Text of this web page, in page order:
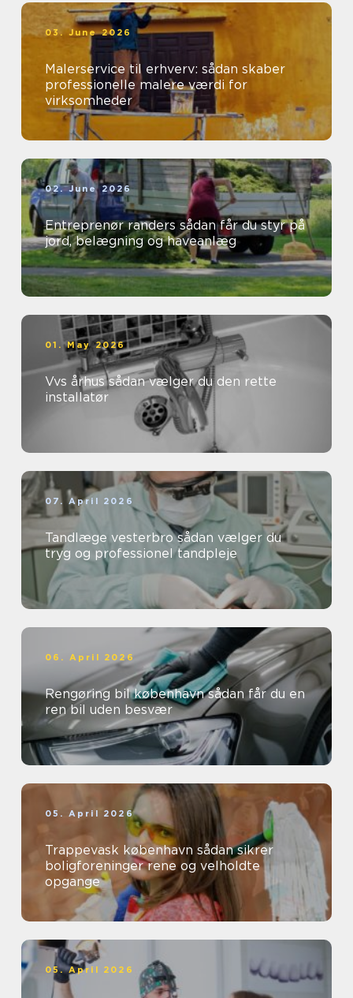
03. June 2026
Malerservice til erhverv: sådan skaber
professionelle malere værdi for
virksomheder
02. June 2026
Entreprenør randers sådan får du styr på
jord, belægning og haveanlæg
01. May 2026
Vvs århus sådan vælger du den rette
installatør
07. April 2026
Tandlæge vesterbro sådan vælger du
tryg og professionel tandpleje
06. April 2026
Rengøring bil københavn sådan får du en
ren bil uden besvær
05. April 2026
Trappevask københavn sådan sikrer
boligforeninger rene og velholdte
opgange
05. April 2026